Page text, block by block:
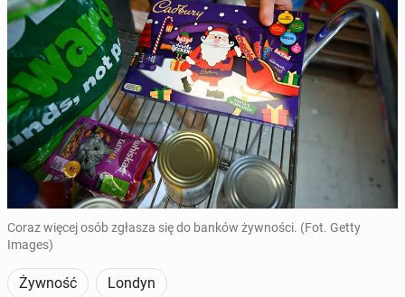
Coraz więcej osób zgłasza się do banków żywności. (Fot. Getty
Images)
Żywność Londyn